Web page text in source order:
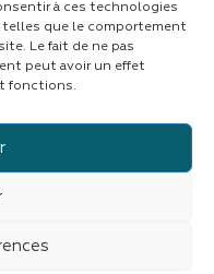
à ces technologies
que le comportement
Le fait de ne pas
peut avoir un effet
fonctions.
sur LinkedIn
réservés